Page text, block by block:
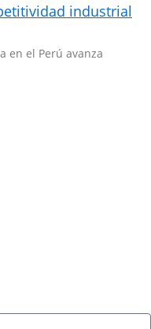
industrial
en el Perú avanza